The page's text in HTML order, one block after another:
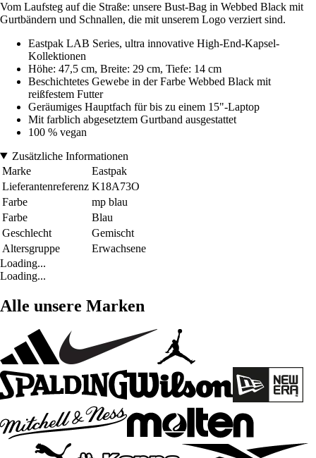
Vom Laufsteg auf die Straße: unsere Bust-Bag in Webbed Black mit
Gurtbändern und Schnallen, die mit unserem Logo verziert sind.
Eastpak LAB Series, ultra innovative High-End-Kapsel-
Kollektionen
Höhe: 47,5 cm, Breite: 29 cm, Tiefe: 14 cm
Beschichtetes Gewebe in der Farbe Webbed Black mit
reißfestem Futter
Geräumiges Hauptfach für bis zu einem 15"-Laptop
Mit farblich abgesetztem Gurtband ausgestattet
100 % vegan
Zusätzliche Informationen
Marke
Eastpak
Lieferantenreferenz K18A73O
Farbe
mp blau
Farbe
Blau
Geschlecht
Gemischt
Altersgruppe
Erwachsene
Loading...
Loading...
Alle unsere Marken